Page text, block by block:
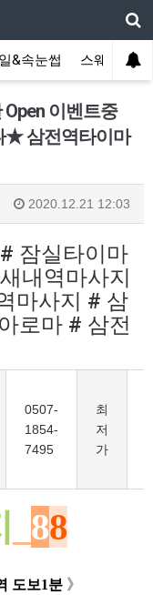
&속눈썹 스웨디시(
이벤트중
삼전역타이마
2020.12.21 12:03
잠실타이마
내역마사지
마사지 # 삼
로마 # 삼전
0507-
1854-
7495
최
저
가
88
도보1분 》